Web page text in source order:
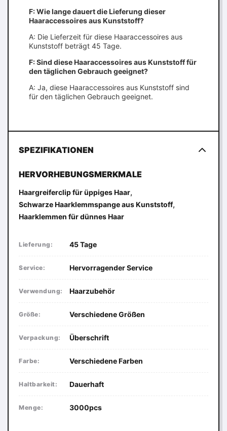
F: Wie lange dauert die Lieferung dieser
Haaraccessoires aus Kunststoff?
A: Die Lieferzeit für diese Haaraccessoires aus
Kunststoff beträgt 45 Tage.
F: Sind diese Haaraccessoires aus Kunststoff für
den täglichen Gebrauch geeignet?
A: Ja, diese Haaraccessoires aus Kunststoff sind
für den täglichen Gebrauch geeignet.
SPEZIFIKATIONEN
HERVORHEBUNGSMERKMALE
Haargreiferclip für üppiges Haar,
Schwarze Haarklemmspange aus Kunststoff,
Haarklemmen für dünnes Haar
Lieferung: 45 Tage
Service: Hervorragender Service
Verwendung: Haarzubehör
Größe: Verschiedene Größen
Verpackung: Überschrift
Farbe: Verschiedene Farben
Haltbarkeit: Dauerhaft
Menge: 3000pcs